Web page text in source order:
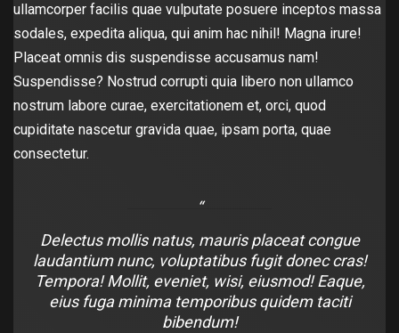
ullamcorper facilis quae vulputate posuere inceptos massa
sodales, expedita aliqua, qui anim hac nihil! Magna irure!
Placeat omnis dis suspendisse accusamus nam!
Suspendisse? Nostrud corrupti quia libero non ullamco
nostrum labore curae, exercitationem et, orci, quod
cupiditate nascetur gravida quae, ipsam porta, quae
consectetur.
Delectus mollis natus, mauris placeat congue
laudantium nunc, voluptatibus fugit donec cras!
Tempora! Mollit, eveniet, wisi, eiusmod! Eaque,
eius fuga minima temporibus quidem taciti
bibendum!